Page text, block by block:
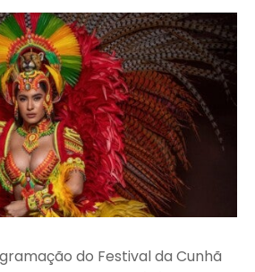
do Festival da Cunhã